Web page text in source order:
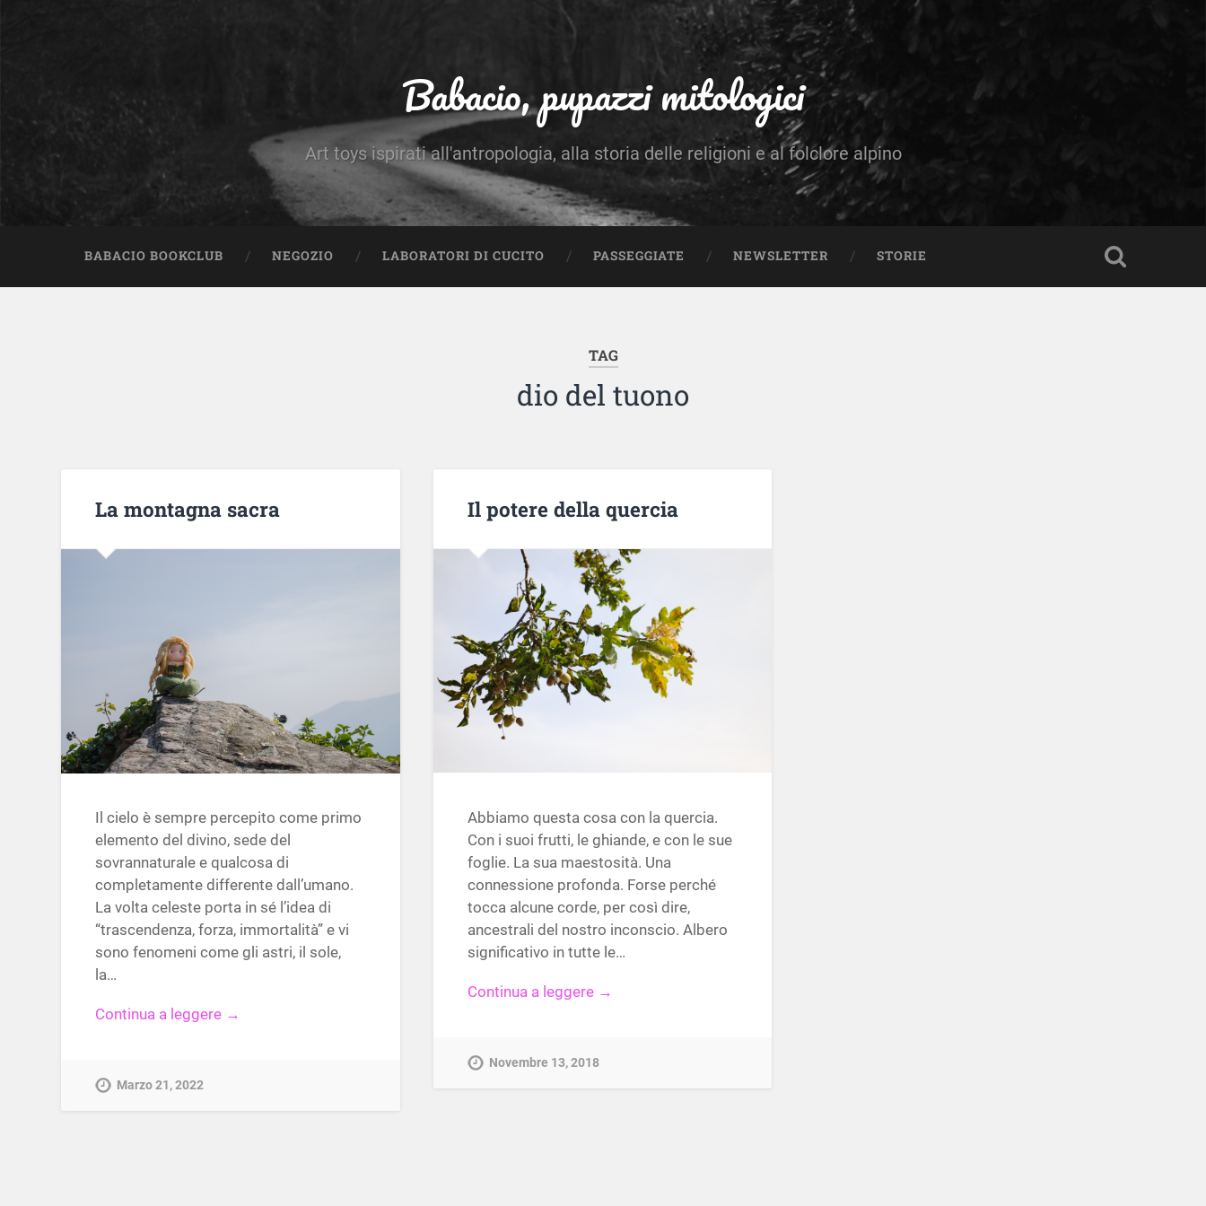
Babacio, pupazzi mitologici
Art toys ispirati all'antropologia, alla storia delle religioni e al folclore alpino
BABACIO BOOKCLUB NEGOZIO LABORATORI DI CUCITO PASSEGGIATE NEWSLETTER STORIE
TAG
dio del tuono
La montagna sacra
Il cielo è sempre percepito come primo
elemento del divino, sede del
sovrannaturale e qualcosa di
completamente differente dall’umano.
La volta celeste porta in sé l’idea di
“trascendenza, forza, immortalità” e vi
sono fenomeni come gli astri, il sole,
la…
Continua a leggere →
Marzo 21, 2022
Il potere della quercia
Abbiamo questa cosa con la quercia.
Con i suoi frutti, le ghiande, e con le sue
foglie. La sua maestosità. Una
connessione profonda. Forse perché
tocca alcune corde, per così dire,
ancestrali del nostro inconscio. Albero
significativo in tutte le…
Continua a leggere →
Novembre 13, 2018